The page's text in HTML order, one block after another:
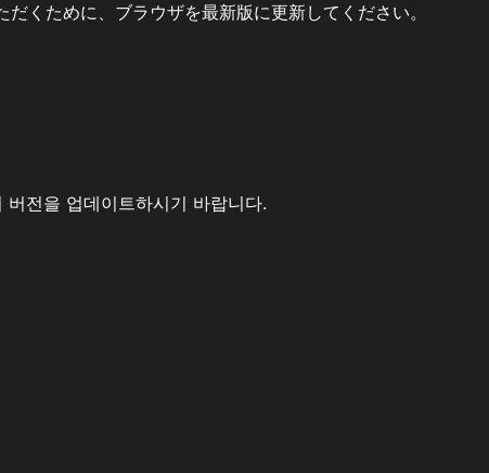
くために、ブラウザを最新版に更新してください。
전을 업데이트하시기 바랍니다.